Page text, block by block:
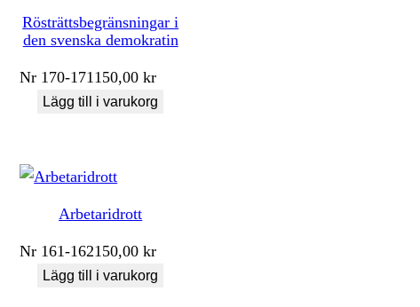
Rösträttsbegränsningar i
den svenska demokratin
Nr 170-171150,00kr
Lägg till i varukorg
Arbetaridrott
Nr 161-162150,00kr
Lägg till i varukorg